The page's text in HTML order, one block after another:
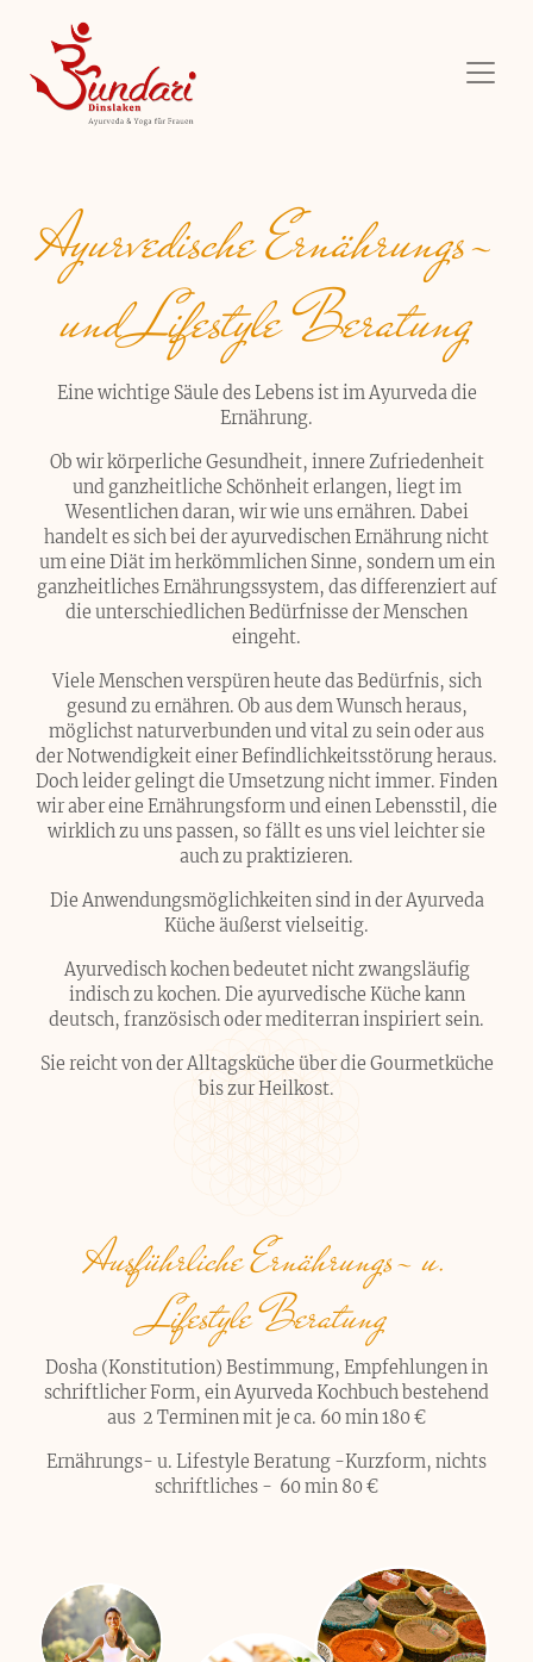
Ayurvedische Ernährungs-
und Lifestyle Beratung
Eine wichtige Säule des Lebens ist im Ayurveda die
Ernährung.
Ob wir körperliche Gesundheit, innere Zufriedenheit
und ganzheitliche Schönheit erlangen, liegt im
Wesentlichen daran, wir wie uns ernähren. Dabei
handelt es sich bei der ayurvedischen Ernährung nicht
um eine Diät im herkömmlichen Sinne, sondern um ein
ganzheitliches Ernährungssystem, das differenziert auf
die unterschiedlichen Bedürfnisse der Menschen
eingeht.
Viele Menschen verspüren heute das Bedürfnis, sich
gesund zu ernähren. Ob aus dem Wunsch heraus,
möglichst naturverbunden und vital zu sein oder aus
der Notwendigkeit einer Befindlichkeitsstörung heraus.
Doch leider gelingt die Umsetzung nicht immer. Finden
wir aber eine Ernährungsform und einen Lebensstil, die
wirklich zu uns passen, so fällt es uns viel leichter sie
auch zu praktizieren.
Die Anwendungsmöglichkeiten sind in der Ayurveda
Küche äußerst vielseitig.
Ayurvedisch kochen bedeutet nicht zwangsläufig
indisch zu kochen. Die ayurvedische Küche kann
deutsch, französisch oder mediterran inspiriert sein.
Sie reicht von der Alltagsküche über die Gourmetküche
bis zur Heilkost.
Ausführliche Ernährungs- u.
Lifestyle Beratung
Dosha (Konstitution) Bestimmung, Empfehlungen in
schriftlicher Form, ein Ayurveda Kochbuch bestehend
aus 2 Terminen mit je ca. 60 min 180 €
Ernährungs- u. Lifestyle Beratung -Kurzform, nichts
schriftliches - 60 min 80 €